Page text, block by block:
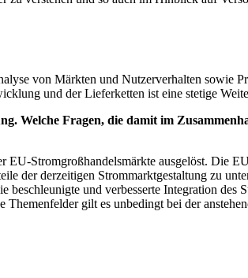
von Märkten und Nutzerverhalten sowie
und der Lieferketten ist eine stetige
Fragen, die damit im
EU-Stromgroßhandelsmärkte ausgelöst. Die
der derzeitigen Strommarkt­gestaltung zu
und verbesserte Integration des
gilt es unbedingt bei der